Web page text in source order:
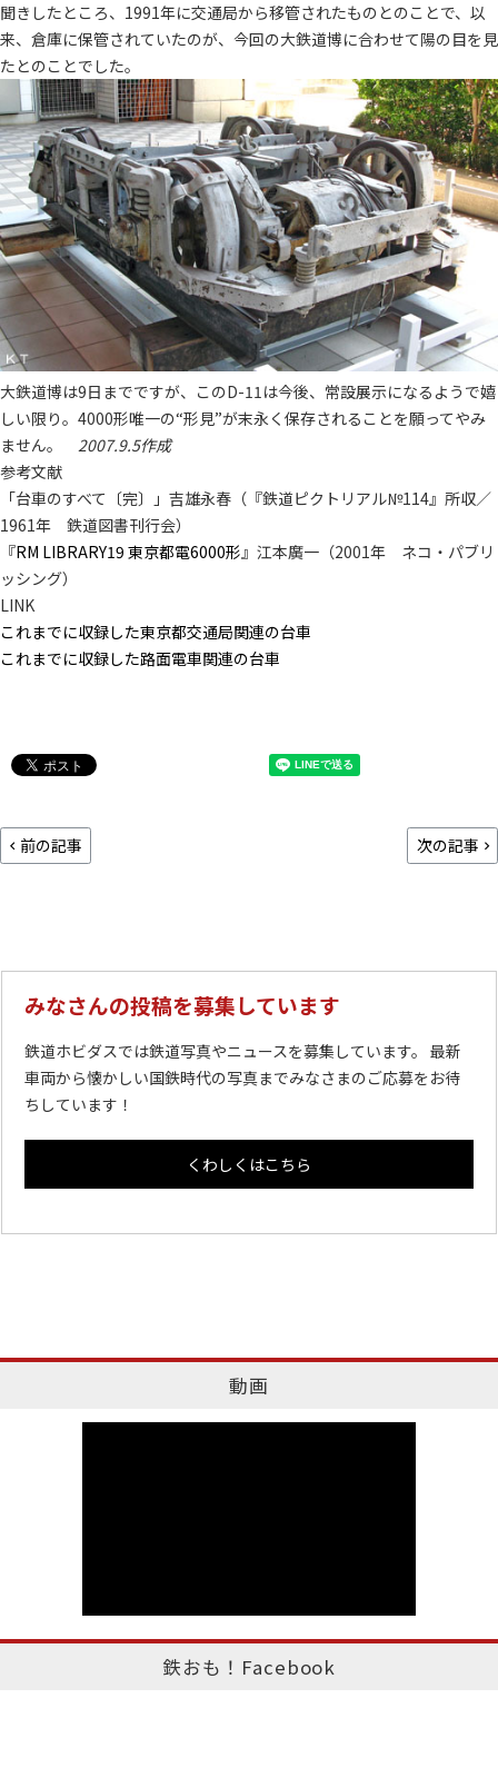
聞きしたところ、1991年に交通局から移管されたものとのことで、以
来、倉庫に保管されていたのが、今回の大鉄道博に合わせて陽の目を見
たとのことでした。
大鉄道博は9日までですが、このD-11は今後、常設展示になるようで嬉
しい限り。4000形唯一の“形見”が末永く保存されることを願ってやみ
ません。 2007.9.5作成
参考文献
「台車のすべて〔完〕」吉雄永春（『鉄道ピクトリアル№114』所収／
1961年 鉄道図書刊行会）
『RM LIBRARY19 東京都電6000形』江本廣一（2001年 ネコ・パブリ
ッシング）
LINK
これまでに収録した東京都交通局関連の台車
これまでに収録した路面電車関連の台車
前の記事 次の記事
みなさんの投稿を募集しています
鉄道ホビダスでは鉄道写真やニュースを募集しています。 最新
車両から懐かしい国鉄時代の写真までみなさまのご応募をお待
ちしています！
くわしくはこちら
動画
鉄おも！Facebook